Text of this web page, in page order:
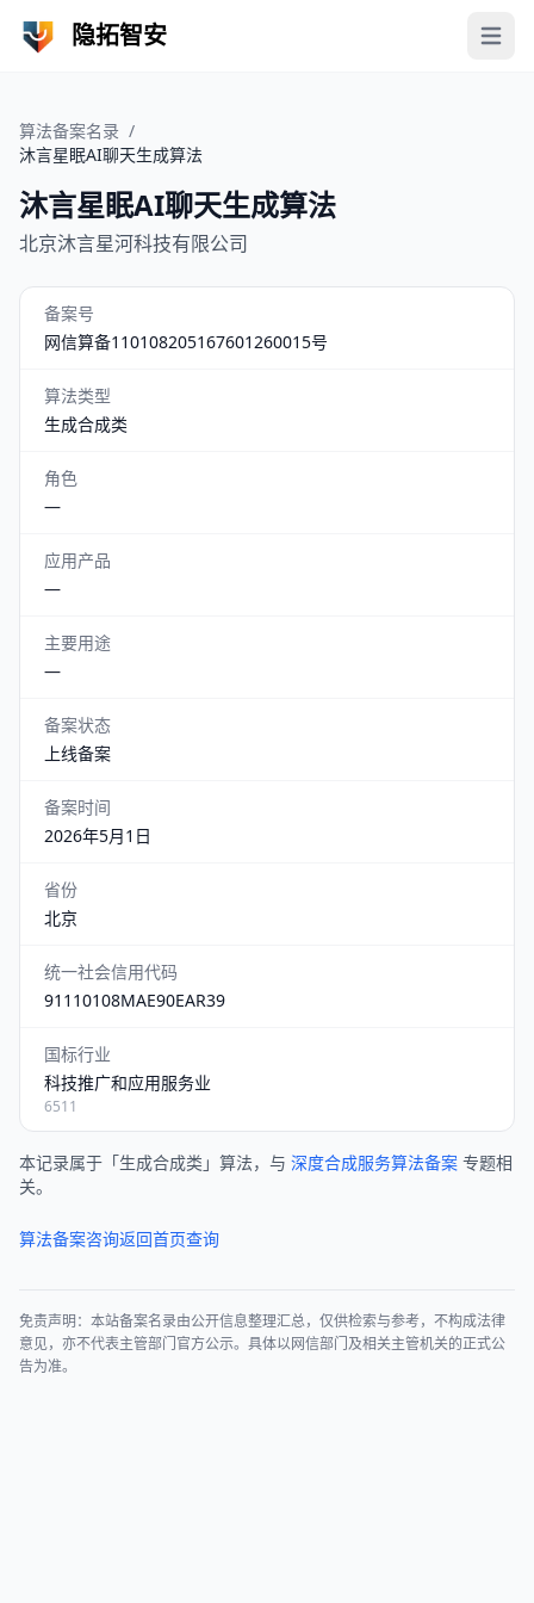
隐拓智安 Open
算法备案名录 /
沐言星眠AI聊天生成算法
沐言星眠AI聊天生成算法
北京沐言星河科技有限公司
备案号
网信算备110108205167601260015号
算法类型
生成合成类
角色
—
应用产品
—
主要用途
—
备案状态
上线备案
备案时间
2026年5月1日
省份
北京
统一社会信用代码
91110108MAE90EAR39
国标行业
科技推广和应用服务业
6511
本记录属于「生成合成类」算法，与 深度合成服务算法备案 专题相
关。
算法备案咨询返回首页查询
免责声明：本站备案名录由公开信息整理汇总，仅供检索与参考，不构成法律
意见，亦不代表主管部门官方公示。具体以网信部门及相关主管机关的正式公
告为准。